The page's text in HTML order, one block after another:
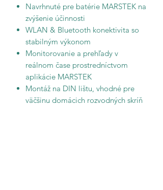
Navrhnuté pre batérie MARSTEK na
zvýšenie účinnosti
WLAN & Bluetooth konektivita so
stabilným výkonom
Monitorovanie a prehľady v
reálnom čase prostredníctvom
aplikácie MARSTEK
Montáž na DIN lištu, vhodné pre
väčšinu domácich rozvodných skríň